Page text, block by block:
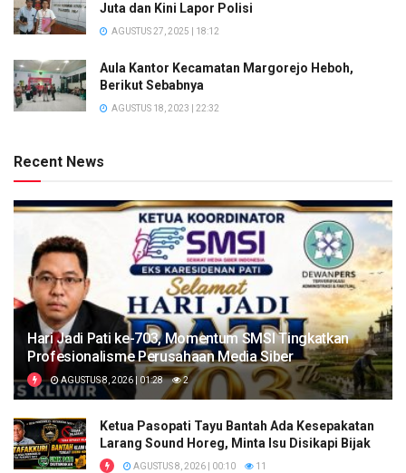
Juta dan Kini Lapor Polisi
AGUSTUS 27, 2025 | 18:12
Aula Kantor Kecamatan Margorejo Heboh,
Berikut Sebabnya
AGUSTUS 18, 2023 | 22:32
Recent News
Hari Jadi Pati ke-703, Momentum SMSI Tingkatkan
Profesionalisme Perusahaan Media Siber
AGUSTUS 8, 2026 | 01:28 2
Ketua Pasopati Tayu Bantah Ada Kesepakatan
Larang Sound Horeg, Minta Isu Disikapi Bijak
AGUSTUS 8, 2026 | 00:10 11